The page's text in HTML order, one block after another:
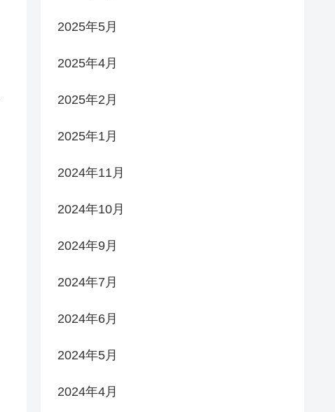
2025年5月
2025年4月
2025年2月
2025年1月
2024年11月
2024年10月
2024年9月
2024年7月
2024年6月
2024年5月
2024年4月